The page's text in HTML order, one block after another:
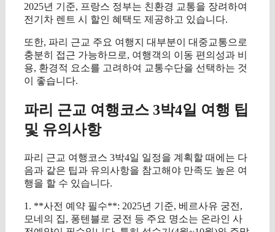
2025년 기준, 프랑스 정부는 친환경 교통을 장려하여
전기차 렌트 시 할인 혜택도 제공하고 있습니다.
또한, 파리 근교 주요 여행지 대부분이 대중교통으로
충분히 접근 가능하므로, 여행객의 이동 편의성과 비
용, 환경적 요소를 고려하여 교통수단을 선택하는 것
이 좋습니다.
파리 근교 여행코스 3박4일 여행 팁
및 유의사항
파리 근교 여행코스 3박4일 일정을 계획할 때에는 다
음과 같은 팁과 유의사항을 참고해야 만족도 높은 여
행을 할 수 있습니다.
1. **사전 예약 필수**: 2025년 기준, 베르사유 궁전,
모네의 집, 퐁텐블로 궁전 등 주요 명소는 온라인 사